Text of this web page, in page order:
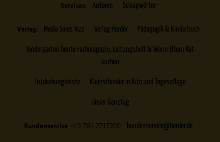
Services: Autoren Schlagwörter
Verlag: Media Sales kizz Verlag Herder Pädagogik & Kinderbuch
kindergarten heute Fachmagazin, Leitungsheft & Wenn Eltern Rat
suchen
Entdeckungskiste Kleinstkinder in Kita und Tagespflege
Unser Ganztag
Kundenservice +49 761 2717200 kundenservice@herder.de